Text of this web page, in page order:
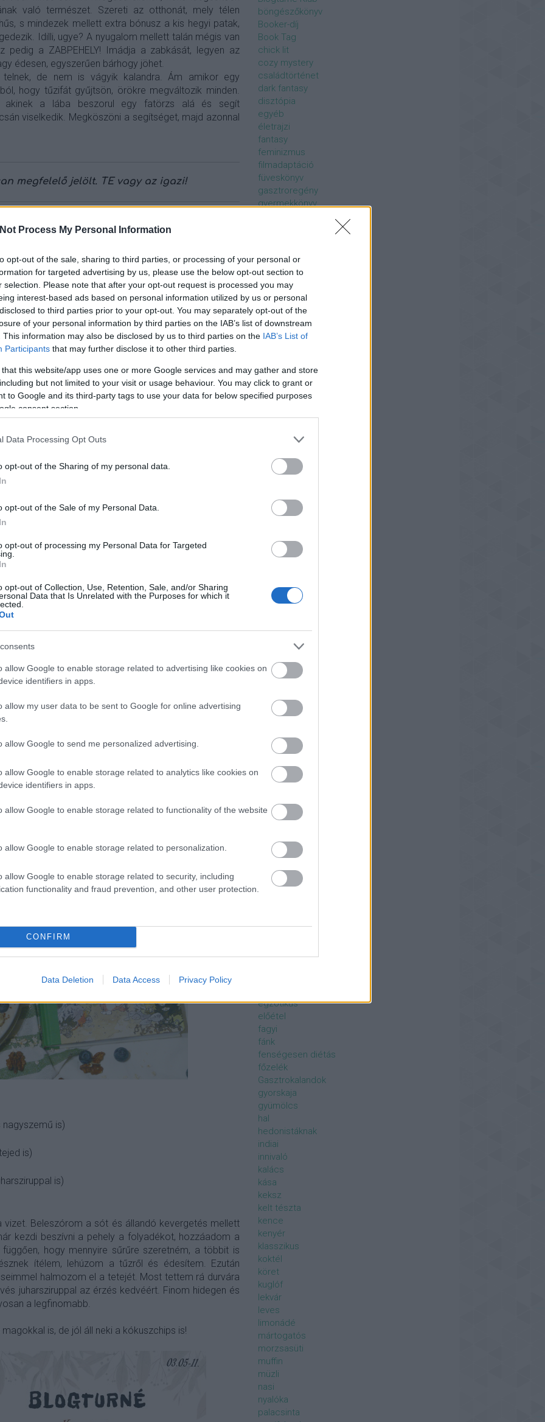
Process My Personal Information
opt-out of the sale, sharing to third parties, or processing of your personal or
for targeted advertising by us, please use the below opt-out section to
selection. Please note that after your opt-out request is processed you may
interest-based ads based on personal information utilized by us or personal
to third parties prior to your opt-out. You may separately opt-out of the
of your personal information by third parties on the IAB’s list of downstream
This information may also be disclosed by us to third parties on the IAB’s List of
Participants that may further disclose it to other third parties.
that this website/app uses one or more Google services and may gather and store
but not limited to your visit or usage behaviour. You may click to grant or
to Google and its third-party tags to use your data for below specified purposes
consent section.
Data Processing Opt Outs
opt-out of the Sharing of my personal data.
opt-out of the Sale of my Personal Data.
opt-out of processing my Personal Data for Targeted
opt-out of Collection, Use, Retention, Sale, and/or Sharing
Data that Is Unrelated with the Purposes for which it
allow Google to enable storage related to advertising like cookies on
identifiers in apps.
allow my user data to be sent to Google for online advertising
allow Google to send me personalized advertising.
allow Google to enable storage related to analytics like cookies on
identifiers in apps.
allow Google to enable storage related to functionality of the website
allow Google to enable storage related to personalization.
allow Google to enable storage related to security, including
functionality and fraud prevention, and other user protection.
CONFIRM
Data Deletion Data Access Privacy Policy
való természet. Szereti az otthonát, mely télen
s mindezek mellett extra bónusz a kis hegyi patak,
Idilli, ugye? A nyugalom mellett talán mégis van
pedig a ZABPEHELY! Imádja a zabkását, legyen az
édesen, egyszerűen bárhogy jöhet.
telnek, de nem is vágyik kalandra. Ám amikor egy
hogy tűzifát gyűjtsön, örökre megváltozik minden.
akinek a lába beszorul egy fatörzs alá és segít
viselkedik. Megköszöni a segítséget, majd azonnal
megfelelő jelölt. TE vagy az igazi!
de ettől kezdve egyre több furcsaság történik vele.
az ajtaja elé. De az is gyanús, hogy szokatlanul sok jó
ki tehette ezeket oda?
amikor meglátogatja őt három emberke: Arp, Wurp és
Gunilla hercegnőt, aki nyomtalanul eltűnt. S hogy miért
fickók meg vannak győződve arról, hogy ő az igazi
a háta közepére sem kívánja a kalandot. De amikor
aki reménykedve kéri a segítségét, úgy dönt, útnak
mesékben lenni szokott, sok-sok kihívással kell
de a hosszú út során csodálatos barátokra is talál.
nagyon kedves is. Az izgalom alatt nem azt értem,
fejezetről fejezetre, hogy a gyerekek izgatottan
meseidőt. Bár a kiadó 4 éves kortól ajánlja a
inkább 6 éves kor környékén próbálkoznék vele. Már
mert egyik-másik talán még nem köti le annyira a
olvasásra is alkalmas, így aki már egy picit jártasabb a
vele.
saját maga készítette. Sok-sok pici rajzot helyeztek el
nézegetni a képeket. A borító nagyon jól tükrözi a
rajta, csakúgy, mint a fontosabb szereplők,
Lundby asszony és Tibald, a fehér rágcsálószerű
is megérdemel egy piros pontot, hiszen nem
de olyan rég elfeledett szavak is, melyek lassan a
pláne egy olyan történetnél, ahol Északfölde teljesen
minden fejezet tartogat valami meglepetést.
bátrak és fedezzenek fel új dolgokat. Hiszen mi
a komfortzónánkból, mert ezáltal egészen hihetetlen
is rájön a kötet végén, hogy mennyire fontosak a
hanem nekünk, felnőtteknek is sok mindent megtanít
kimondani, ugyanakkor egy
a helyes történetet. Bár csak most végeztem vele,
kötet milyen kalandokat tartogat.
kedvenc étele, a zabkása! Egy végtelenül egyszerű
melyeket nem szabad túlgondolni. Ez most egy
a tetejére a kedvenc gyümölcsödből, szórhatsz rá
vele és találd meg te is a kedvenc zabkása
is)
is)
is)
Beleszórom a sót és állandó kevergetés mellett
kezdi beszívni a pehely a folyadékot, hozzáadom a
hogy mennyire sűrűre szeretném, a többit is
ítélem, lehúzom a tűzről és édesítem. Ezután
halmozom el a tetejét. Most tettem rá durvára
juharsziruppal az érzés kedvéért. Finom hidegen és
a legfinomabb.
is, de jól áll neki a kókuszchips is!
böngészőkönyv
Booker-díj
Book Tag
chick lit
cozy mystery
családtörténet
dark fantasy
disztópia
egyéb
életrajzi
fantasy
feminizmus
filmadaptáció
füveskönyv
gasztroregény
gyermekkönyv
humoros
ifjúsági
irodalom óra
ismeretterjesztő
kaland
képregény
klasszikus
könyvtár
kortárs
KULT könyvek
levélregény
Little Free Library
LMBTQ
magyar
Marvel
meseregény
mesetányér
művészi
napló
pszichológia
pszichothriller
regény
sci-fi
steampunk
Szakácskönyv mustra
szuperhősös
Téma - Túra
thriller
történelmi
történelmi regény
urban fantasy
válogatás
verses
young adult (YA)
bonbon - praliné - trüffel
egzotikus
előétel
fagyi
fánk
fenségesen diétás
főzelék
Gasztrokalandok
gyorskaja
gyümölcs
hal
hedonistáknak
indiai
innivaló
kalács
kása
keksz
kelt tészta
kence
kenyér
klasszikus
koktél
köret
kuglóf
lekvár
leves
limonádé
mártogatós
morzsasüti
muffin
müzli
nasi
nyalóka
palacsinta